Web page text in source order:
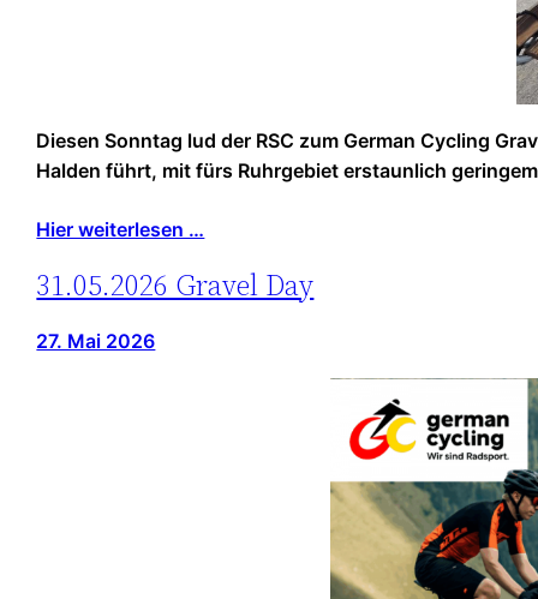
Diesen Sonntag lud der RSC zum German Cycling
Halden führt, mit fürs Ruhrgebiet erstaunlich
Hier weiterlesen …
31.05.2026 Gravel Day
27. Mai 2026